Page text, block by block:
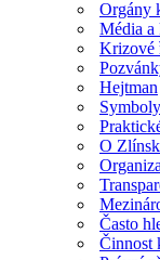
Orgány
Média a
Krizové
Hejtman
O
Často
Činnost